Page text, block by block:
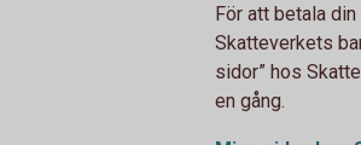
För att betala
Skatteverkets
sidor” hos
en gång.